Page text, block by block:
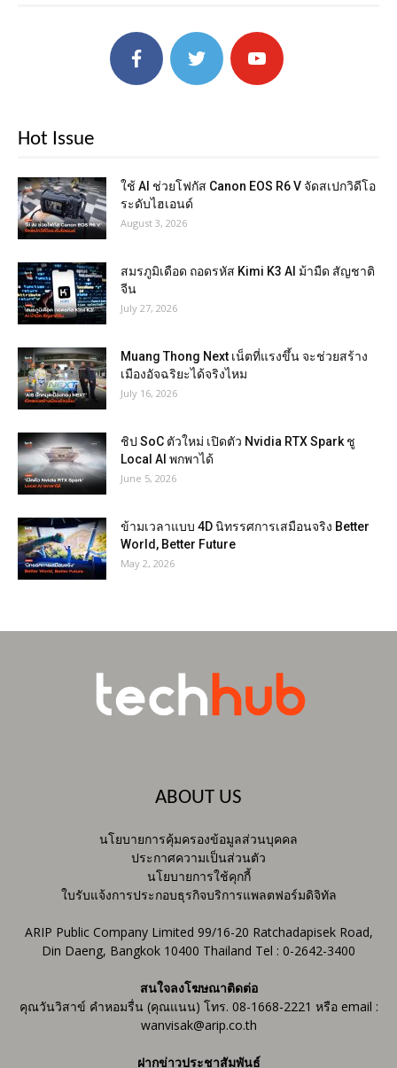
Hot Issue
ใช้ AI ช่วยโฟกัส Canon EOS R6 V จัดสเปกวิดีโอ
ระดับไฮเอนด์
August 3, 2026
สมรภูมิเดือด ถอดรหัส Kimi K3 AI ม้ามืด สัญชาติ
จีน
July 27, 2026
Muang Thong Next เน็ตที่แรงขึ้น จะช่วยสร้าง
เมืองอัจฉริยะได้จริงไหม
July 16, 2026
ชิป SoC ตัวใหม่ เปิดตัว Nvidia RTX Spark ชู
Local AI พกพาได้
June 5, 2026
ข้ามเวลาแบบ 4D นิทรรศการเสมือนจริง Better
World, Better Future
May 2, 2026
ABOUT US
นโยบายการคุ้มครองข้อมูลส่วนบุคคล
ประกาศความเป็นส่วนตัว
นโยบายการใช้คุกกี้
ใบรับแจ้งการประกอบธุรกิจบริการแพลตฟอร์มดิจิทัล
ARIP Public Company Limited 99/16-20 Ratchadapisek Road,
Din Daeng, Bangkok 10400 Thailand Tel : 0-2642-3400
สนใจลงโฆษณาติดต่อ
คุณวันวิสาข์ คำหอมรื่น (คุณแนน) โทร. 08-1668-2221 หรือ email :
wanvisak@arip.co.th
ฝากข่าวประชาสัมพันธ์